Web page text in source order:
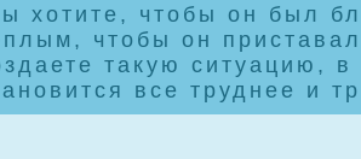
хотите, чтобы он был
чтобы он
такую ситуацию, в
все труднее и